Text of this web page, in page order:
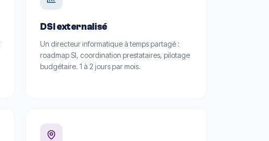
DSI externalisé
Un directeur informatique à temps partagé :
roadmap SI, coordination prestataires, pilotage
budgétaire. 1 à 2 jours par mois.